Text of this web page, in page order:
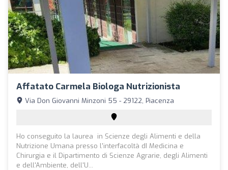
Affatato Carmela Biologa Nutrizionista
Via Don Giovanni Minzoni 55 - 29122, Piacenza
Ho conseguito la laurea in Scienze degli Alimenti e della
Nutrizione Umana presso l'interfacoltà dI Medicina e
Chirurgia e il Dipartimento di Scienze Agrarie, degli Alimenti
e dell'Ambiente, dell'U...